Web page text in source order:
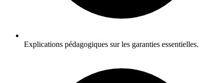
Explications pédagogiques sur les garanties essentielles.